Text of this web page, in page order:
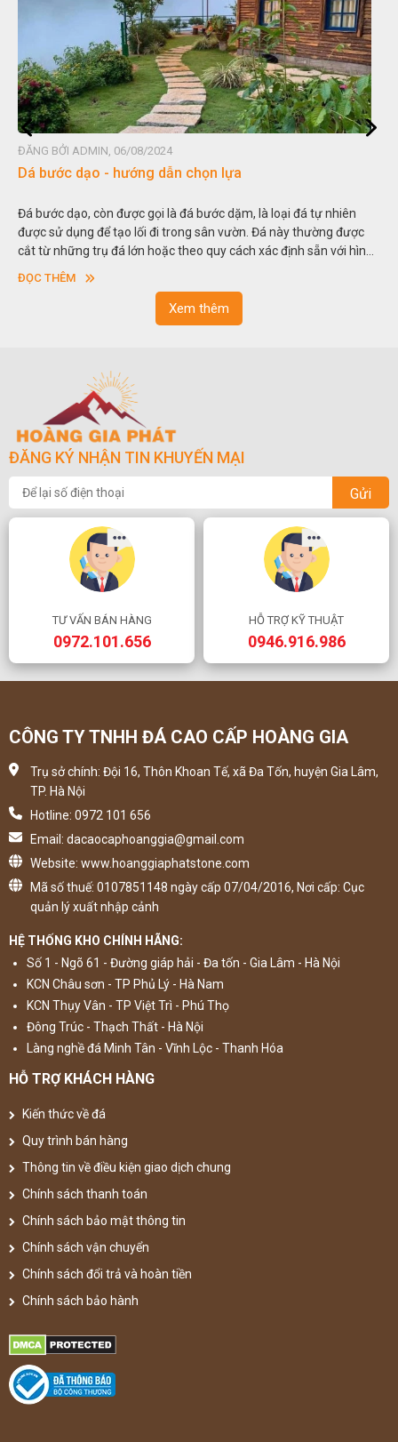
ĐĂNG BỞI ADMIN, 06/08/2024
Dá bước dạo - hướng dẫn chọn lựa
Đá bước dạo, còn được gọi là đá bước dặm, là loại đá tự nhiên
được sử dụng để tạo lối đi trong sân vườn. Đá này thường được
cắt từ những trụ đá lớn hoặc theo quy cách xác định sẵn với hình
vuông hoặc hình chữ nhật và có độ dày khác nhau.
ĐỌC THÊM
Xem thêm
ĐĂNG KÝ NHẬN TIN KHUYẾN MẠI
Gửi
TƯ VẤN BÁN HÀNG
0972.101.656
HỖ TRỢ KỸ THUẬT
0946.916.986
CÔNG TY TNHH ĐÁ CAO CẤP HOÀNG GIA
Trụ sở chính: Đội 16, Thôn Khoan Tế, xã Đa Tốn, huyện Gia Lâm,
TP. Hà Nội
Hotline: 0972 101 656
Email: dacaocaphoanggia@gmail.com
Website: www.hoanggiaphatstone.com
Mã số thuế: 0107851148 ngày cấp 07/04/2016, Nơi cấp: Cục
quản lý xuất nhập cảnh
HỆ THỐNG KHO CHÍNH HÃNG:
Số 1 - Ngõ 61 - Đường giáp hải - Đa tốn - Gia Lâm - Hà Nội
KCN Châu sơn - TP Phủ Lý - Hà Nam
KCN Thụy Vân - TP Việt Trì - Phú Thọ
Đông Trúc - Thạch Thất - Hà Nội
Làng nghề đá Minh Tân - Vĩnh Lộc - Thanh Hóa
HỖ TRỢ KHÁCH HÀNG
Kiến thức về đá
Quy trình bán hàng
Thông tin về điều kiện giao dịch chung
Chính sách thanh toán
Chính sách bảo mật thông tin
Chính sách vận chuyển
Chính sách đổi trả và hoàn tiền
Chính sách bảo hành